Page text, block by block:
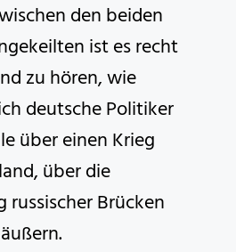
den beiden
ist es recht
zu hören, wie
deutsche Politiker
über einen Krieg
über die
russischer Brücken